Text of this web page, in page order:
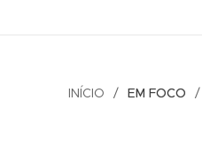
INÍCIO EM FOCO